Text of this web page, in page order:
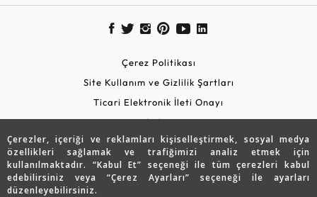
Çerezler, içeriği ve reklamları kişiselleştirmek, sosyal medya
özellikleri sağlamak ve trafiğimizi analiz etmek için
kullanılmaktadır. “Kabul Et” seçeneği ile tüm çerezleri kabul
edebilirsiniz veya “Çerez Ayarları” seçeneği ile ayarları
düzenleyebilirsiniz.
Çerez Politikası
Site Kullanım ve Gizlilik Şartları
Ticari Elektronik İleti Onayı
KVKK Aydınlatma Metni
Güvenli Alışveriş